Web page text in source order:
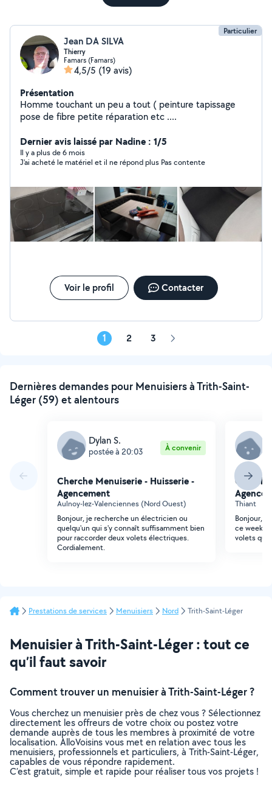
Particulier
Jean DA SILVA
Thierry
Famars (Famars)
4,5/5 (19 avis)
Présentation
Homme touchant un peu a tout ( peinture tapissage
pose de fibre petite réparation etc ....
Dernier avis laissé par Nadine : 1/5
Il y a plus de 6 mois
J'ai acheté le matériel et il ne répond plus Pas contente
Voir le profil Contacter
1 2 3 Page
Dernières demandes pour Menuisiers à Trith-Saint-
Léger (59) et alentours
Dylan S.
postée à 20:03 À convenir
Cherche Menuiserie - Huisserie -
Agencement
Aulnoy-lez-Valenciennes (Nord Ouest)
Bonjour, je recherche un électricien ou
quelqu'un qui s'y connaît suffisamment bien
pour raccorder deux volets électriques.
Cordialement.
Thiant
Bonjour,
ce week-
volets qui
Prestations de services Menuisiers Nord Trith-Saint-Léger
Menuisier à Trith-Saint-Léger : tout ce
qu’il faut savoir
Comment trouver un menuisier à Trith-Saint-Léger ?
Vous cherchez un menuisier près de chez vous ? Sélectionnez
directement les offreurs de votre choix ou postez votre
demande auprès de tous les membres à proximité de votre
localisation. AlloVoisins vous met en relation avec tous les
menuisiers, professionnels et particuliers, à Trith-Saint-Léger,
capables de vous répondre rapidement.
C’est gratuit, simple et rapide pour réaliser tous vos projets !